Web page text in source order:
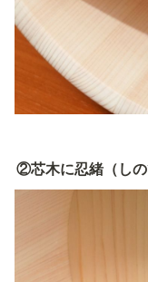
②芯木に忍緒（し